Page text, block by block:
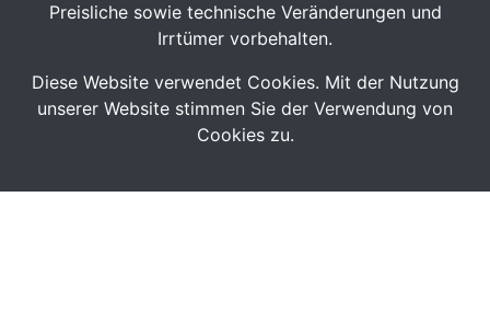
Preisliche sowie technische Veränderungen und
Irrtümer vorbehalten.
Diese Website verwendet Cookies. Mit der Nutzung
unserer Website stimmen Sie der Verwendung von
Cookies zu.